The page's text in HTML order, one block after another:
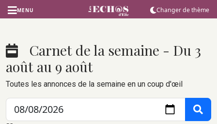
MENU Changer de thème
Carnet de la semaine - Du 3
août au 9 août
Toutes les annonces de la semaine en un coup d'œil